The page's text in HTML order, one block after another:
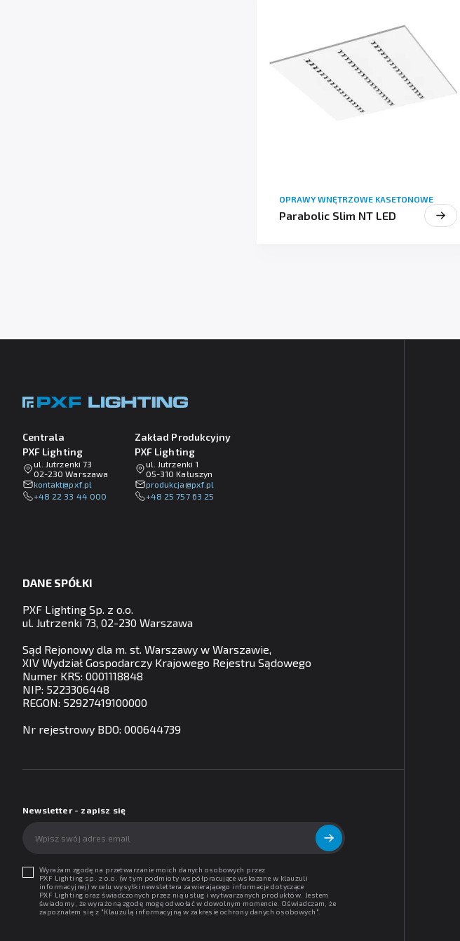
OPRAWY WNĘTRZOWE KASETONOWE
Parabolic Slim NT LED
Centrala
PXF Lighting
ul. Jutrzenki 73
02-230 Warszawa
lp.fxp@tkatnok
+48 22 33 44 000
Zakład Produkcyjny
PXF Lighting
ul. Jutrzenki 1
05-310 Kałuszyn
lp.fxp@ajckudorp
+48 25 757 63 25
DANE SPÓŁKI
PXF Lighting Sp. z o.o.
ul. Jutrzenki 73, 02-230 Warszawa
Sąd Rejonowy dla m. st. Warszawy w Warszawie,
XIV Wydział Gospodarczy Krajowego Rejestru Sądowego
Numer KRS: 0001118848
NIP: 5223306448
REGON: 52927419100000
Nr rejestrowy BDO: 000644739
Newsletter - zapisz się
Wyrażam zgodę na przetwarzanie moich danych osobowych przez
PXF Lighting sp. z o.o. (w tym podmioty współpracujące wskazane w klauzuli
informacyjnej) w celu wysyłki newslettera zawierającego informacje dotyczące
PXF Lighting oraz świadczonych przez nią usług i wytwarzanych produktów. Jestem
świadomy, że wyrażoną zgodę mogę odwołać w dowolnym momencie. Oświadczam, że
zapoznałem się z "Klauzulą informacyjną w zakresie ochrony danych osobowych ".